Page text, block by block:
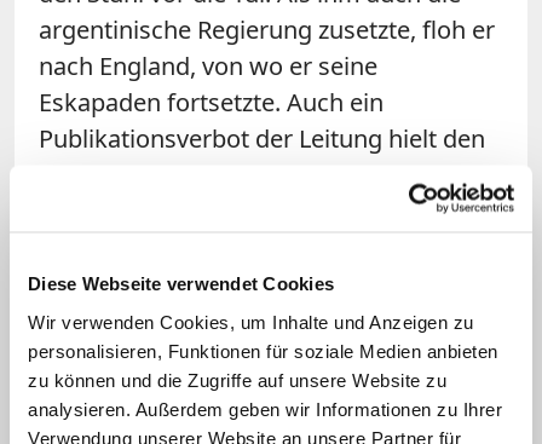
Diese Webseite verwendet Cookies
Wir verwenden Cookies, um Inhalte und Anzeigen zu
personalisieren, Funktionen für soziale Medien anbieten
zu können und die Zugriffe auf unsere Website zu
analysieren. Außerdem geben wir Informationen zu Ihrer
Verwendung unserer Website an unsere Partner für
argentinische Regierung zusetzte, floh er
nach England, von wo er seine
Eskapaden fortsetzte. Auch ein
Publikationsverbot der Leitung hielt den
heute 72-Jährigen nicht davon ab, das
zwischen Rom und Econe vereinbarte
Einigungsbemühungen zu sabotieren.
Interne Dokumente tauchten im Internet
auf; die Meinungsverschiedenheiten
zwischen dem Oberen und den drei